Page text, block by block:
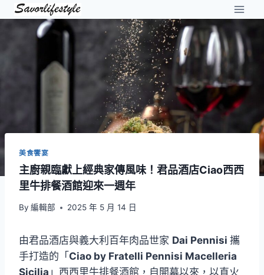
Skip
美食饗宴
主廚親臨獻上經典家傳風味！君品酒店Ciao西西
里牛排餐酒館迎來一週年
By 編輯部 2025 年 5 月 14 日
由君品酒店與義大利百年肉品世家 Dai Pennisi 攜
手打造的「 Ciao by Fratelli Pennisi Macelleria
Sicilia 」西西里牛排餐酒館，自開幕以來，以直火